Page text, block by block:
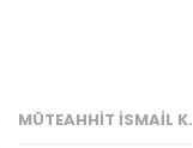
MÜTEAHHIT İSMAIL K.